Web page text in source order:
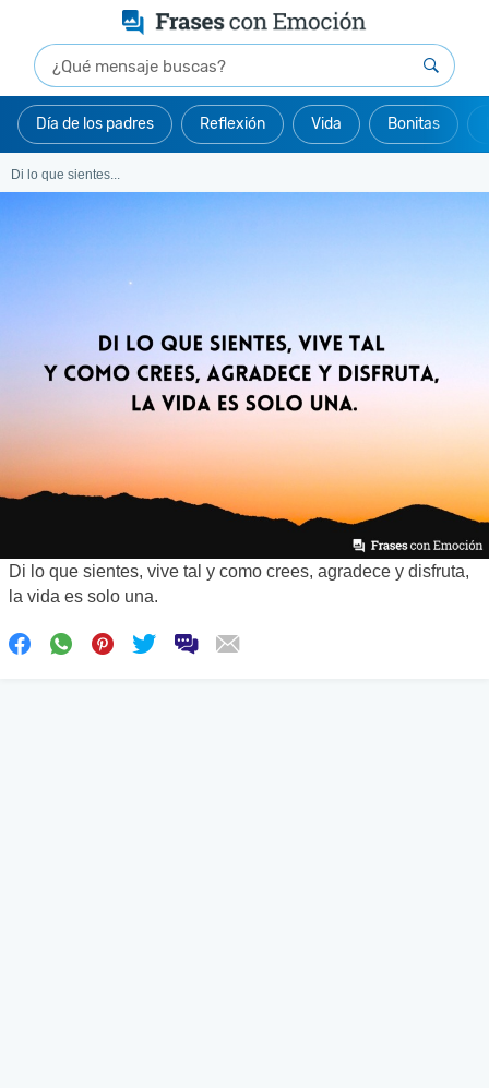
Día de los padres Reflexión Vida Bonitas
Di lo que sientes...
Di lo que sientes, vive tal y como crees, agradece y disfruta,
la vida es solo una.